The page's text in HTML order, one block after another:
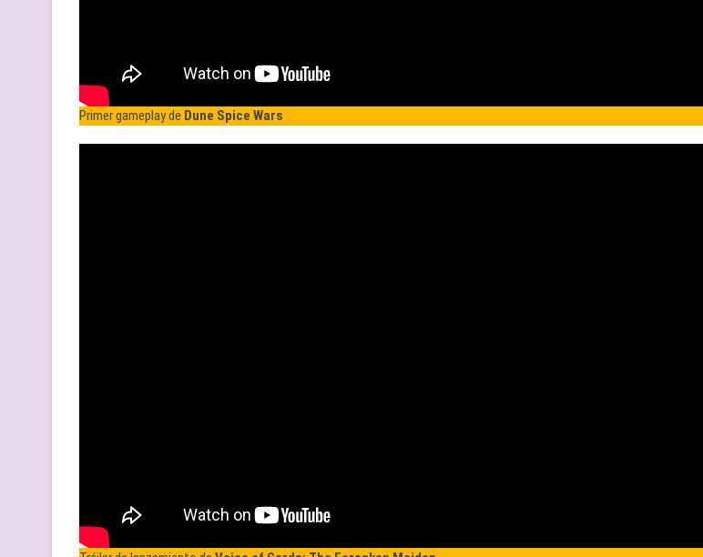
Primer gameplay de Dune Spice Wars